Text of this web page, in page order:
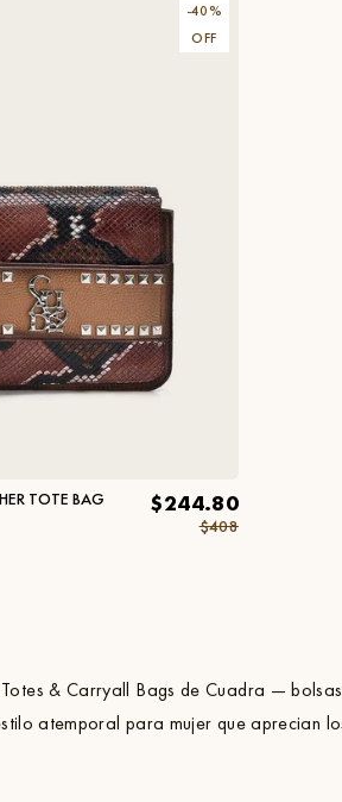
-40%
OFF
TOTE BAG $244.80
$408
& Carryall Bags de Cuadra —
atemporal para mujer que aprecian